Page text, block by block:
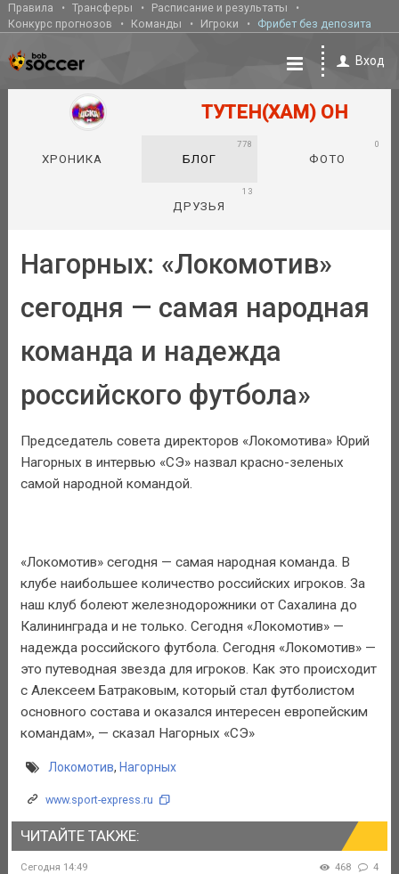
Правила Трансферы
Расписание и результаты
Конкурс прогнозов
Команды Игроки Фрибет без депозита
Вход
ТУТЕН(ХАМ) ОН
ХРОНИКА БЛОГ
778
ФОТО
0
ДРУЗЬЯ
13
Нагорных: «Локомотив»
сегодня — самая народная
команда и надежда
российского футбола»
Председатель совета директоров «Локомотива» Юрий
Нагорных в интервью «СЭ» назвал красно-зеленых
самой народной командой.
«Локомотив» сегодня — самая народная команда. В
клубе наибольшее количество российских игроков. За
наш клуб болеют железнодорожники от Сахалина до
Калининграда и не только. Сегодня «Локомотив» —
надежда российского футбола. Сегодня «Локомотив» —
это путеводная звезда для игроков. Как это происходит
с Алексеем Батраковым, который стал футболистом
основного состава и оказался интересен европейским
командам», — сказал Нагорных «СЭ»
Локомотив, Нагорных
www.sport-express.ru
ЧИТАЙТЕ ТАКЖЕ:
Сегодня 14:49 468 4